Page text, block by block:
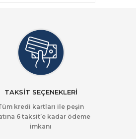
TAKSİT SEÇENEKLERİ
kredi kartları ile peşin
6 taksit’e kadar ödeme
imkanı